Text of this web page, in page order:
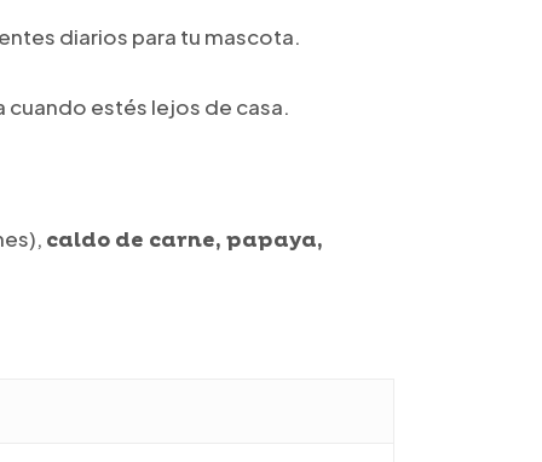
diarios para tu mascota.
cuando estés lejos de casa.
caldo de carne, papaya,